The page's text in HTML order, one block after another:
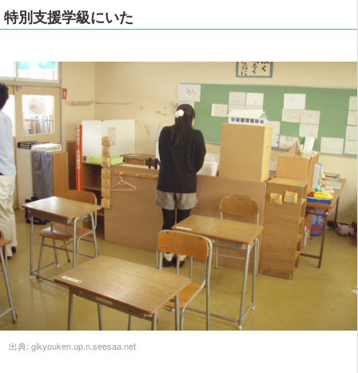
特別支援学級にいた
出典: gikyouken.up.n.seesaa.net